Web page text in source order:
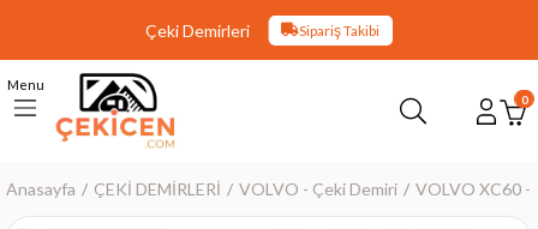
Çeki Demirleri Sipariş Takibi
Menu
0
Anasayfa ÇEKİ DEMİRLERİ VOLVO - Çeki Demiri VOLVO XC60 -